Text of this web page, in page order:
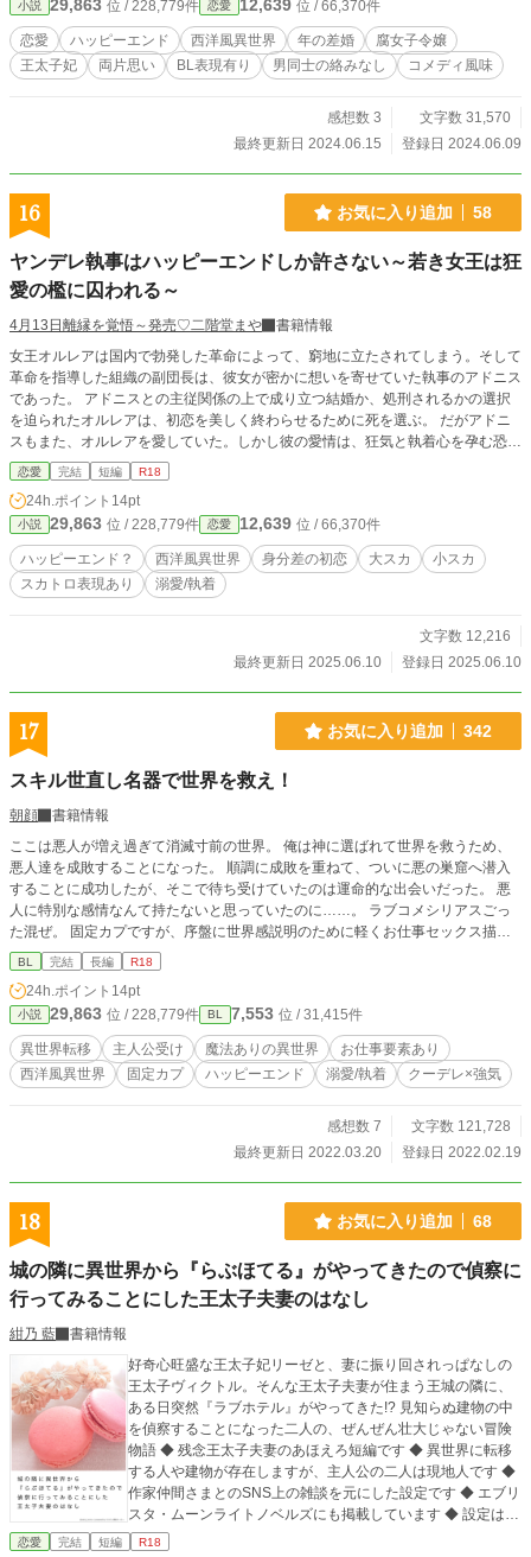
なる勘違い』を乗り越え、結ばれることができるのか？ 幼な
妻を愛するが故に手が出せない年上夫カイン×幼な顔だから手
を出してもらえなかったと嘆く妻リリアのすれ違いラブコメ
ディ。 はじまり、はじまり〜♪ ・R18シーンには※をつけま
の攻防』のリメイク作品となります。 ・『初恋の終焉』のス
ピンオフ作品となりますが、こちらだけでもお楽しみ頂けま
小説 29,863 位 / 228,779件 恋愛 12,639 位 / 66,370件
恋愛 ハッピーエンド 西洋風異世界 年の差婚
腐女子令嬢
王太子妃
両片思い BL表現有り 男同士の絡みなし コメディ風味
感想数 3
文字数 31,570
最終更新日 2024.06.15
登録日 2024.06.09
16 お気に入り追加 58
ヤンデレ執事はハッピーエンドしか許さない～若き女王は狂
愛の檻に囚われる～
4月13日離縁を覚悟～発売♡二階堂まや
書籍情報
女王オルレアは国内で勃発した革命によって、窮地に立たされてしまう。そして
革命を指導した組織の副団長は、彼女が密かに想いを寄せていた執事のアドニス
であった。 アドニスとの主従関係の上で成り立つ結婚か、処刑されるかの選択
を迫られたオルレアは、初恋を美しく終わらせるために死を選ぶ。 だがアドニ
スもまた、オルレアを愛していた。しかし彼の愛情は、狂気と執着心を孕む恐ろ
しいもので……？ +初心者向けのはずですがマニアックな内容を含む作品のた
め、タグを必ず確認願います。
恋愛 完結 短編 R18
24h.ポイント 14pt
小説 29,863 位 / 228,779件 恋愛 12,639 位 / 66,370件
ハッピーエンド？ 西洋風異世界 身分差の初恋 大スカ
小スカ
スカトロ表現あり
溺愛/執着
文字数 12,216
最終更新日 2025.06.10
登録日 2025.06.10
17 お気に入り追加 342
スキル世直し名器で世界を救え！
朝顔
書籍情報
ここは悪人が増え過ぎて消滅寸前の世界。 俺は神に選ばれて世界を救うため、
悪人達を成敗することになった。 順調に成敗を重ねて、ついに悪の巣窟へ潜入
することに成功したが、そこで待ち受けていたのは運命的な出会いだった。 悪
人に特別な感情なんて持たないと思っていたのに……。 ラブコメシリアスごっ
た混ぜ。 固定カプですが、序盤に世界感説明のために軽くお仕事セックス描写
入ります。 死神と呼ばれる影の支配者（クーデレ）×古風な正義に憧れる平凡
（異世界では稀少）強気男子。 2022/03/20 完結しました。 別サイトでも同時投
稿しています。
BL 完結 長編 R18
24h.ポイント 14pt
小説 29,863 位 / 228,779件 BL 7,553 位 / 31,415件
異世界転移 主人公受け 魔法ありの異世界
お仕事要素あり
西洋風異世界
固定カプ ハッピーエンド 溺愛/執着 クーデレ×強気
感想数 7
文字数 121,728
最終更新日 2022.03.20
登録日 2022.02.19
18 お気に入り追加 68
城の隣に異世界から『らぶほてる』がやってきたので偵察に
行ってみることにした王太子夫妻のはなし
紺乃 藍
書籍情報
好奇心旺盛な王太子妃リーゼと、妻に振り回されっぱなしの
王太子ヴィクトル。そんな王太子夫妻が住まう王城の隣に、
ある日突然『ラブホテル』がやってきた!? 見知らぬ建物の中
を偵察することになった二人の、ぜんぜん壮大じゃない冒険
物語 ◆ 残念王太子夫妻のあほえろ短編です ◆ 異世界に転移
する人や建物が存在しますが、主人公の二人は現地人です ◆
作家仲間さまとのSNS上の雑談を元にした設定です ◆ エブリ
スタ・ムーンライトノベルズにも掲載しています ◆ 設定はす
べてフィクションです。実際の人物・組織には一切関係あり
恋愛 完結 短編 R18